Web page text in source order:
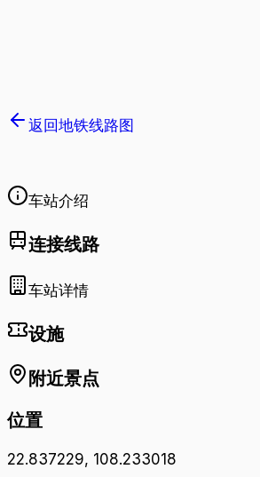
返回地铁线路图
车站介绍
连接线路
车站详情
设施
附近景点
位置
22.837229, 108.233018